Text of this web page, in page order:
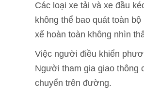
Các loại xe tải và xe đầu
không thể bao quát toàn
xế hoàn toàn không nhìn
Việc người điều khiển
Người tham gia giao thông
chuyển trên đường.